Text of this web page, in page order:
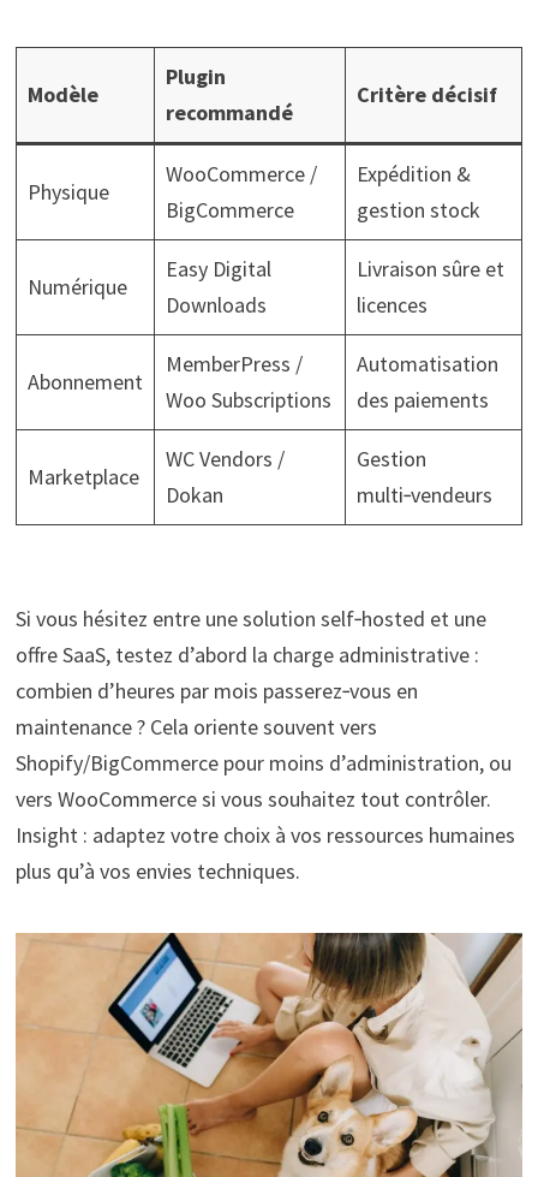
Modèle
Plugin
recommandé
Critère décisif
Physique
WooCommerce /
BigCommerce
Expédition &
gestion stock
Numérique
Easy Digital
Downloads
Livraison sûre et
licences
Abonnement
MemberPress /
Woo Subscriptions
Automatisation
des paiements
Marketplace
WC Vendors /
Dokan
Gestion
multi‑vendeurs
Si vous hésitez entre une solution self‑hosted et une
offre SaaS, testez d’abord la charge administrative :
combien d’heures par mois passerez‑vous en
maintenance ? Cela oriente souvent vers
Shopify/BigCommerce pour moins d’administration, ou
vers WooCommerce si vous souhaitez tout contrôler.
Insight : adaptez votre choix à vos ressources humaines
plus qu’à vos envies techniques.